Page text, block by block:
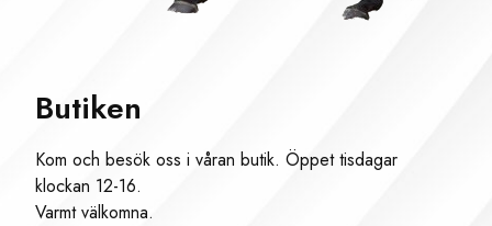
Butiken
Kom och besök oss i våran butik. Öppet tisdagar
klockan 12-16.
Varmt välkomna.